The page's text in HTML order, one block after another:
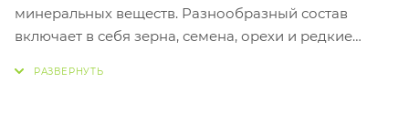
минеральных веществ. Разнообразный состав
включает в себя зерна, семена, орехи и редкие